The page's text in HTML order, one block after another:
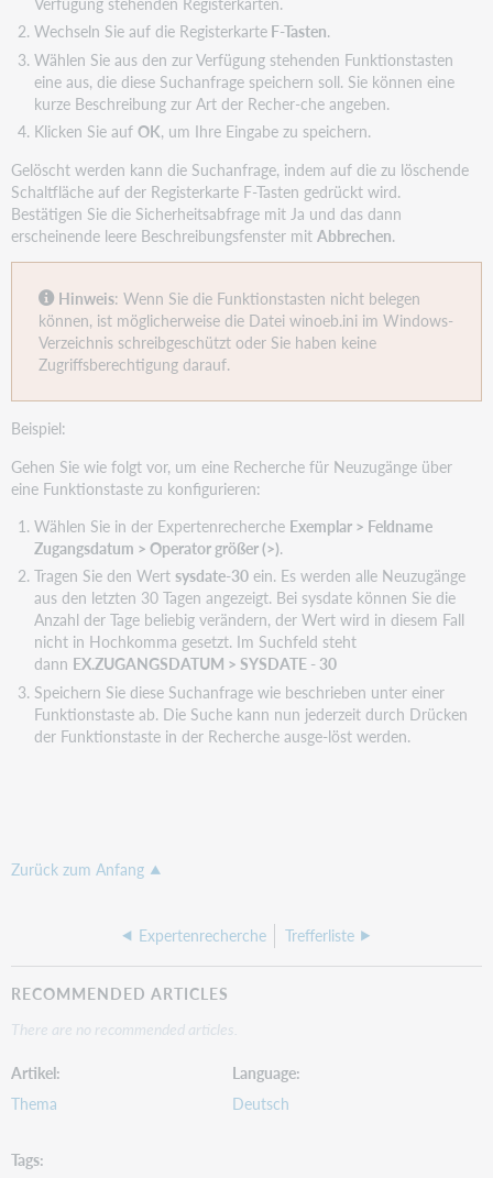
Wechseln Sie auf die RegisterkarteF-Tasten.
Wählen Sie aus den zur Verfügung stehenden Funktionstasten
eine aus, die diese Suchanfrage speichern soll. Sie können eine
kurze Beschreibung zur Art der Recher-che angeben.
Klicken Sie auf OK, um Ihre Eingabe zu speichern.
Gelöscht werden kann die Suchanfrage, indem auf die zu löschende
Schaltfläche auf der Registerkarte F-Tasten gedrückt wird.
Bestätigen Sie die Sicherheitsabfrage mit Ja und das dann
erscheinende leere Beschreibungsfenster mitAbbrechen.
Hinweis: Wenn Sie die Funktionstasten nicht belegen
können, ist möglicherweise die Datei winoeb.ini im Windows-
Verzeichnis schreibgeschützt oder Sie haben keine
Zugriffsberechtigung darauf.
Beispiel:
Gehen Sie wie folgt vor, um eine Recherche für Neuzugänge über
eine Funktionstaste zu konfigurieren:
Wählen Sie in der Expertenrecherche Exemplar > Feldname
Zugangsdatum > Operator größer (>).
Tragen Sie den Wert sysdate-30ein. Es werden alle Neuzugänge
aus den letzten 30 Tagen angezeigt. Bei sysdate können Sie die
Anzahl der Tage beliebig verändern, der Wert wird in diesem Fall
nicht in Hochkomma gesetzt. Im Suchfeld steht
dann EX.ZUGANGSDATUM > SYSDATE - 30
Speichern Sie diese Suchanfrage wie beschrieben unter einer
Funktionstaste ab. Die Suche kann nun jederzeit durch Drücken
der Funktionstaste in der Recherche ausge-löst werden.
Zurück zum Anfang
Expertenrecherche Trefferliste
RECOMMENDED ARTICLES
There are no recommended articles.
Artikel
Thema
Language
Deutsch
Tags